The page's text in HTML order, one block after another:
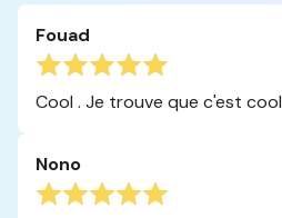
Fouad
Cool . Je trouve que c'est cool
Nono